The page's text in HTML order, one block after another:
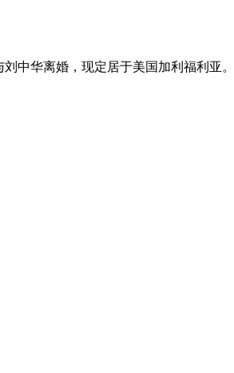
中华离婚，现定居于美国加利福利亚。